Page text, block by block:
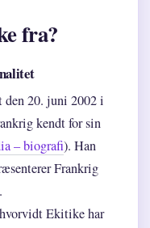
fra?
20. juni 2002 i
kendt for sin
– biografi). Han
Frankrig
Ekitike har